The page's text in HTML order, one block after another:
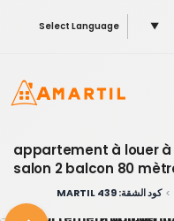
Select Language ▼
appartement à louer
salon 2 balcon 80
كود الشقة: 439 MARTIL